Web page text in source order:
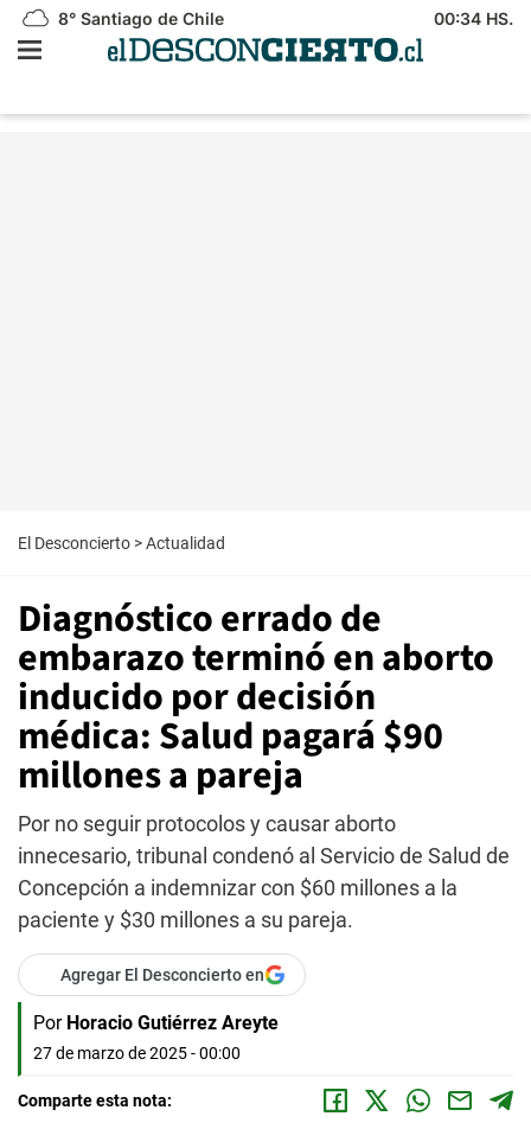
8° Santiago de Chile 00:34 HS.
El Desconcierto >Actualidad
Diagnóstico errado de
embarazo terminó en aborto
inducido por decisión
médica: Salud pagará $90
millones a pareja
Por no seguir protocolos y causar aborto
innecesario, tribunal condenó al Servicio de Salud de
Concepción a indemnizar con $60 millones a la
paciente y $30 millones a su pareja.
Agregar El Desconcierto en
Por Horacio Gutiérrez Areyte
27 de marzo de 2025 - 00:00
Comparte esta nota: